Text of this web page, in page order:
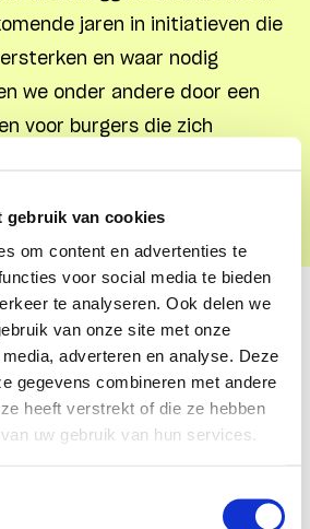
gebruik van cookies
om content en advertenties te
voor social media te bieden
te analyseren. Ook delen we
van onze site met onze
adverteren en analyse. Deze
gegevens combineren met andere
heeft verstrekt of die ze hebben
uw gebruik van hun services.
jaren in initiatieven die
en waar nodig
we onder andere door een
voor burgers die zich